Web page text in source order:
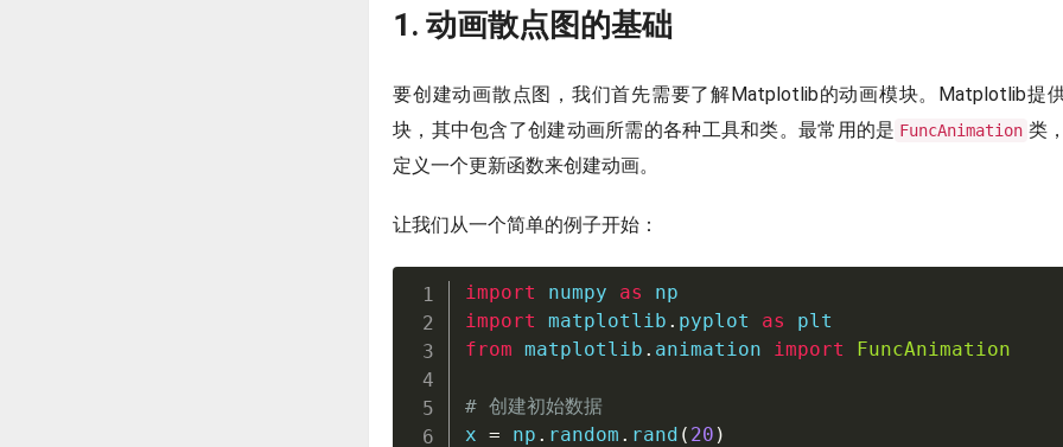
1. 动画散点图的基础
要创建动画散点图，我们首先需要了解Matplotlib的动画模块。Matplotlib提
块，其中包含了创建动画所需的各种工具和类。最常用的是 FuncAnimation 类
定义一个更新函数来创建动画。
让我们从一个简单的例子开始：
import numpy as
import matplotlib . pyplot as
from matplotlib . animation import FuncAnimation
# 创建初始数据
x = np . random . rand ( 20 )